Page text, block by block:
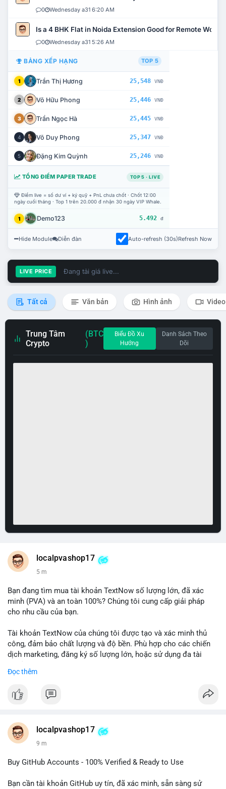
0 Wednesday a31 6:20 AM
Is a 4 BHK Flat in Noida Extension Good for Remote Work?
0 Wednesday a31 5:26 AM
BẢNG XẾP HẠNG TOP 5
1 Trần Thị Hương 25,548 VNĐ
2 Võ Hữu Phong 25,446 VNĐ
3 Trần Ngọc Hà 25,445 VNĐ
4 Võ Duy Phong 25,347 VNĐ
5 Đặng Kim Quỳnh 25,246 VNĐ
TỔNG ĐIỂM PAPER TRADE TOP 5 · LIVE
Điểm live = số dư ví + ký quỹ + PnL chưa chốt · Chốt 12:00
ngày cuối tháng · Top 1 trên 20.000 đ nhận 30 ngày VIP Whale.
1 Demo123 5.492 đ
Hide Module Diễn đàn Auto-refresh (30s)Refresh Now
LIVE PRICE Đang tải giá live...
Tất cả Văn bản Hình ảnh Video
Trung Tâm
Crypto
(BTC
)
Biểu Đồ Xu
Hướng
Danh Sách Theo
Dõi
localpvashop17
5 m
Bạn đang tìm mua tài khoản TextNow số lượng lớn, đã xác
minh (PVA) và an toàn 100%? Chúng tôi cung cấp giải pháp
cho nhu cầu của bạn.
Tài khoản TextNow của chúng tôi được tạo và xác minh thủ
công, đảm bảo chất lượng và độ bền. Phù hợp cho các chiến
dịch marketing, đăng ký số lượng lớn, hoặc sử dụng đa tài
chúng tôi qua:
- Email: localpvashop@gmail.com
dịch vụ chuyên nghiệp!
#buytextnowaccounts #pva #textnow
Đọc thêm
localpvashop17
9 m
Buy GitHub Accounts - 100% Verified & Ready to Use
Bạn cần tài khoản GitHub uy tín, đã xác minh, sẵn sàng sử